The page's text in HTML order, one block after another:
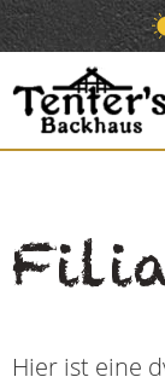
Hier ist eine